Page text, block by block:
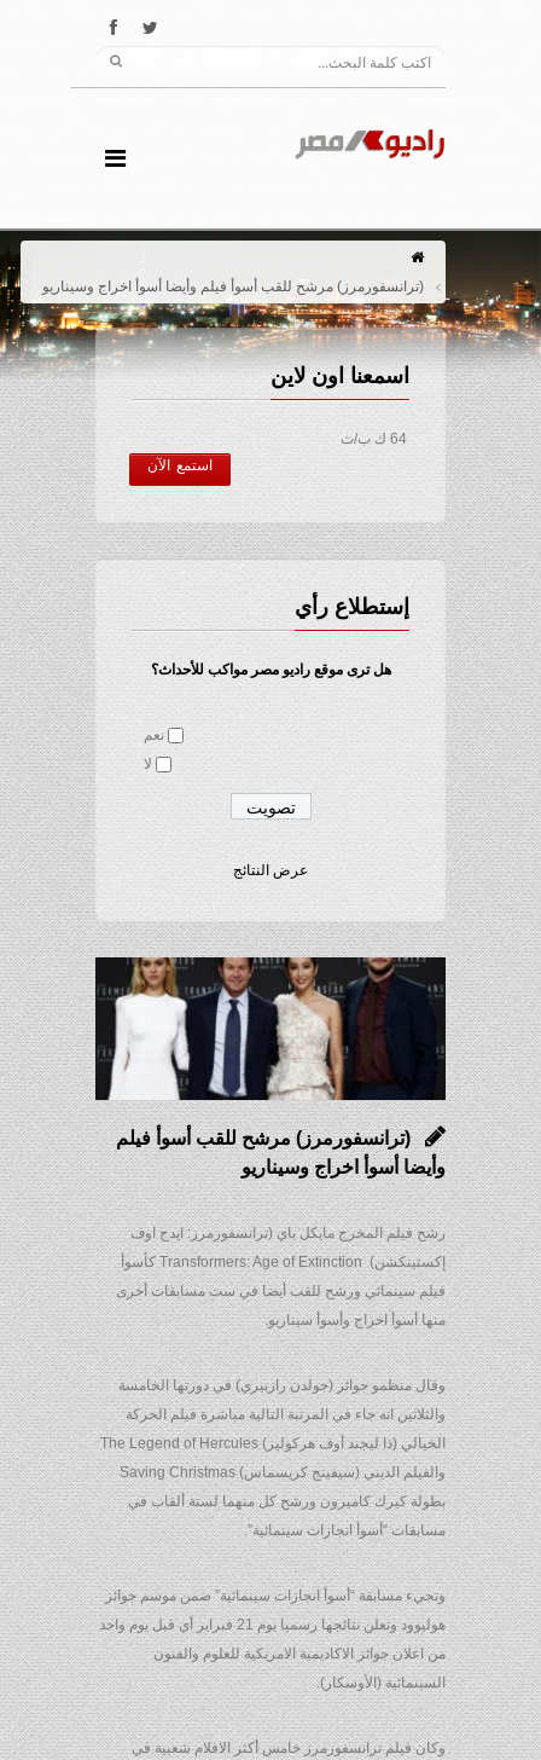
(ترانسفورمرز) مرشح للقب أسوأ فيلم وأيضا أسوأ اخراج وسيناريو
اسمعنا اون لاين
64 ك ب/ث
استمع الآن
إستطلاع رأي
هل ترى موقع راديو مصر مواكب للأحداث؟
نعم
لا
عرض النتائج
(ترانسفورمرز) مرشح للقب أسوأ فيلم
وأيضا أسوأ اخراج وسيناريو
رشح فيلم المخرج مايكل باي (ترانسفورمرز: ايدج اوف
إكستينكشن) ‭ ‬Transformers: Age of Extinction‭ ‬كأسوأ
فيلم سينمائي ورشح للقب أيضا في ست مسابقات أخرى
منها أسوأ اخراج وأسوأ سيناريو.
وقال منظمو جوائز (جولدن رازبيري) في دورتها الخامسة
والثلاثين انه جاء في المرتبة التالية مباشرة فيلم الحركة
بطولة كيرك كاميرون ورشح كل منهما لستة ألقاب في
مسابقات “أسوأ انجازات سينمائية”.
وتجيء مسابقة “أسوأ انجازات سينمائية” ضمن موسم جوائز
هوليوود وتعلن نتائجها رسميا يوم 21 فبراير أي قبل يوم واحد
من اعلان جوائز الاكاديمية الامريكية للعلوم والفنون
السينمائية (الأوسكار).
وكان فيلم ترانسفورمرز خامس أكثر الافلام شعبية في